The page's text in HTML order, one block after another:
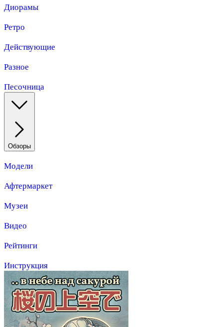
Диорамы
Ретро
Действующие
Разное
Песочница
Обзоры
Модели
Афтермаркет
Музеи
Видео
Рейтинги
Инструкция